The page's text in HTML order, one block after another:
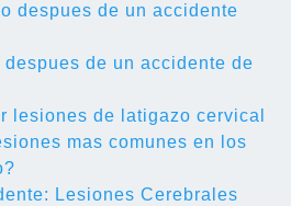
despues de un accidente
de un accidente de
lesiones de latigazo cervical
mas comunes en los
Lesiones Cerebrales